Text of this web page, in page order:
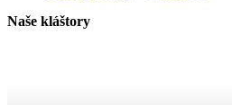
Naše kláštory